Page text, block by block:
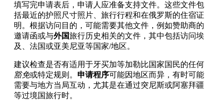
填写完申请表后，申请人应准备支持文件。这些文件包
括最近的护照尺寸照片、旅行行程和在俄罗斯的住宿证
明。根据访问目的，可能需要其他文件，例如赞助商的
邀请函或与外国旅行历史相关的文件，其中包括访问埃
及、法国或亚美尼亚等国家/地区。
建议检查是否有适用于牙买加等加勒比国家国民的任何
豁免或特定规则。 申请程序可能因地区而异，有时可能
需要与地方当局互动，尤其是在通过突尼斯或阿塞拜疆
等过境国旅行时。